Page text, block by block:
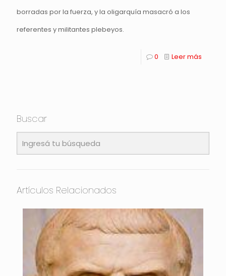
borradas por la fuerza, y la oligarquía masacró a los
referentes y militantes plebeyos.
0 Leer más
Buscar
Artículos Relacionados